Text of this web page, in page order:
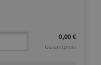
0,00 €
Gesamtpreis